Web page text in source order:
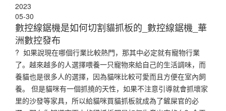
2023
05-30
數控線鋸機是如何切割貓抓板的_數控線鋸機_華
洲數控發布
? 如果說現在哪個行業比較熱門，那其中必定就有寵物行業
了。越來越多的人選擇喂養一只寵物來給自己的生活調味，而
養貓也是很多人的選擇，因為貓咪比較可愛而且方便在室內飼
養。 但是貓咪有一個抓撓的天性，如果不注意引導就會抓壞家
里的沙發等家具，所以給貓咪買貓抓板就成為了鏟屎官的必